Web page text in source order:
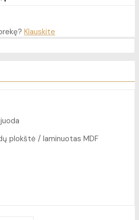
Klauskite
plokštė / laminuotas MDF